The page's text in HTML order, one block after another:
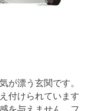
が漂う玄関です。
付けられています
を与えません。フ